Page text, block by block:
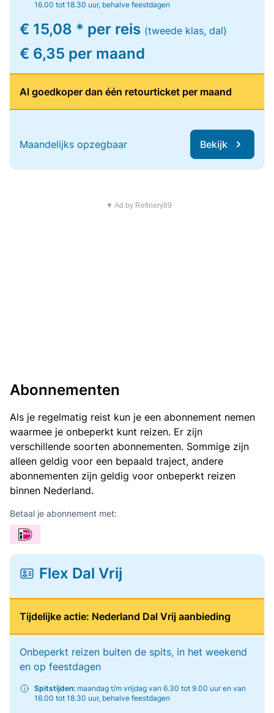
16.00 tot 18.30 uur, behalve feestdagen
€ 15,08 * per reis (tweede klas, dal)
€ 6,35 per maand
Al goedkoper dan één retourticket per maand
Maandelijks opzegbaar Bekijk
▼ Ad by Refinery89
Abonnementen
Als je regelmatig reist kun je een abonnement nemen
waarmee je onbeperkt kunt reizen. Er zijn
verschillende soorten abonnementen. Sommige zijn
alleen geldig voor een bepaald traject, andere
abonnementen zijn geldig voor onbeperkt reizen
binnen Nederland.
Betaal je abonnement met:
Flex Dal Vrij
Tijdelijke actie: Nederland Dal Vrij aanbieding
Onbeperkt reizen buiten de spits, in het weekend
en op feestdagen
Spitstijden: maandag t/m vrijdag van 6.30 tot 9.00 uur en van
16.00 tot 18.30 uur, behalve feestdagen